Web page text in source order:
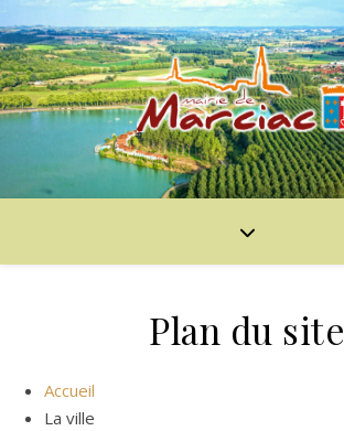
Plan du site
Accueil
La ville